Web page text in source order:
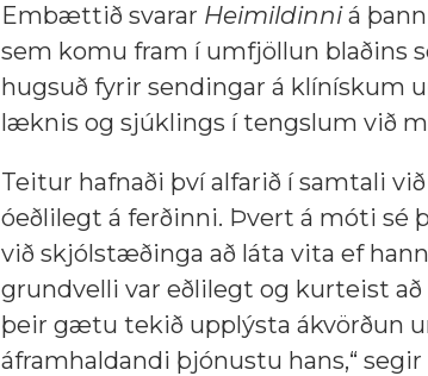
Embættið svarar Heimildinniá
sem komu fram í umfjöllun blaðins
hugsuð fyrir sendingar á klínískum
læknis og sjúklings í tengslum við
Teitur hafnaði því alfarið í samtali
óeðlilegt á ferðinni. Þvert á móti sé
við skjólstæðinga að láta vita ef
grundvelli var eðlilegt og kurteist
þeir gætu tekið upplýsta ákvörðun
áframhaldandi þjónustu hans,“ segir